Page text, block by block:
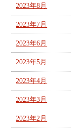
2023年8月
2023年7月
2023年6月
2023年5月
2023年4月
2023年3月
2023年2月